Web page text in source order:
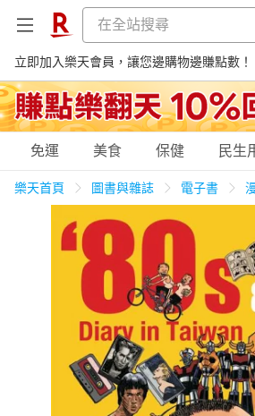
立即加入樂天會員，讓您邊購物邊賺點數！
購物網分類
天天免運 美食蛋糕 養生
3C家電 運動
男裝 化妝
免運 美食 保健 民生
樂天首頁 圖書與雜誌 電子書